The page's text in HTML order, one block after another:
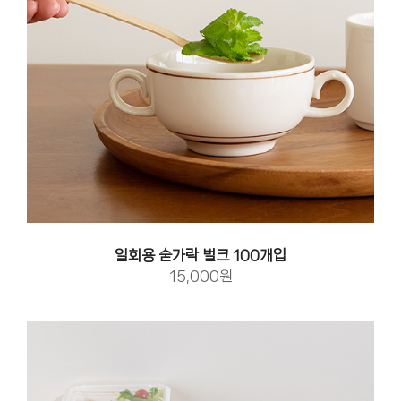
일회용 숟가락 벌크 100개입
15,000원